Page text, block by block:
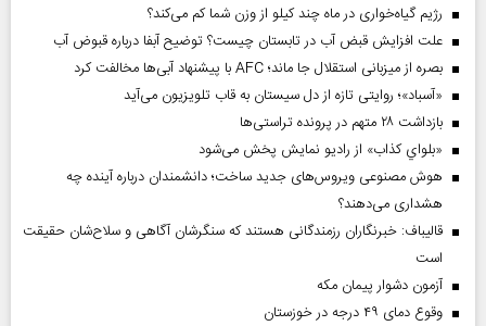
رژیم گیاه‌خواری در ماه چند کیلو از وزن شما کم می‌کند؟
علت افزایش قبض آب در تابستان چیست؟ توضیح آبفا درباره قبوض آب
بصره از میزبانی استقلال جا ماند؛ AFC با پیشنهاد آبی‌ها مخالفت کرد
«آسباد»؛ روایتی تازه از دل سیستان به قاب تلویزیون می‌آید
بازداشت ۲۸ متهم در پرونده تراستی‌ها
«بلواي کذاب» از رادیو نمایش پخش می‌شود
هوش مصنوعی ویروس‌های جدید ساخت؛ دانشمندان درباره آینده چه
هشداری می‌دهند؟
قالیباف: خبرنگاران رزمندگانی هستند که سنگرشان آگاهی و سلاح‌شان حقیقت
است
آزمون دشوار پیمان مکه
وقوع دمای ۴۹ درجه در خوزستان